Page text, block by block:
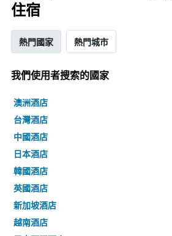
住宿
熱門國家 熱門城市
我們使用者搜索的國家
澳洲酒店
台灣酒店
中國酒店
日本酒店
韓國酒店
英國酒店
新加坡酒店
越南酒店